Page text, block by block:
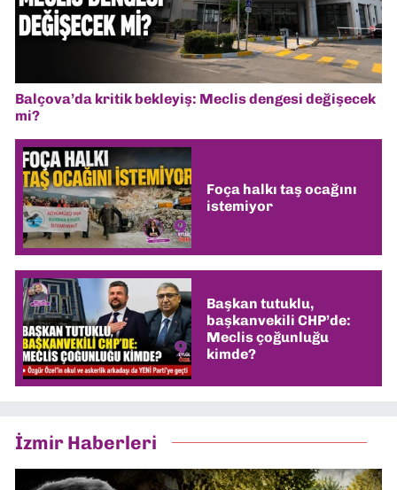
Balçova’da kritik bekleyiş: Meclis dengesi değişecek
mi?
Foça halkı taş ocağını
istemiyor
Başkan tutuklu,
başkanvekili CHP’de:
Meclis çoğunluğu
kimde?
İzmir Haberleri